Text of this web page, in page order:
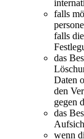
falls
falls
das
Daten
den
gegen
das
wenn